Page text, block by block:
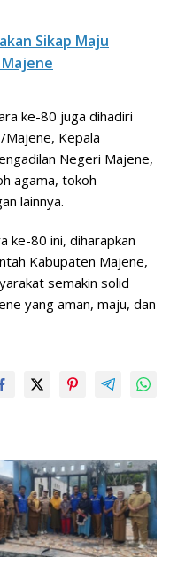
Sikap Maju
Majene
ke-80 juga dihadiri
Majene, Kepala
Negeri Majene,
agama, tokoh
lainnya.
ke-80 ini, diharapkan
Kabupaten Majene,
semakin solid
yang aman, maju, dan